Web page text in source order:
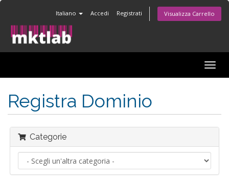
Italiano Accedi Registrati Visualizza Carrello
Registra Dominio
Categorie